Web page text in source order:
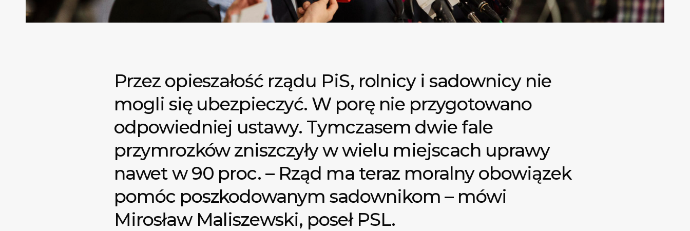
Przez opieszałość rządu PiS, rolnicy i sadownicy nie
mogli się ubezpieczyć. W porę nie przygotowano
odpowiedniej ustawy. Tymczasem dwie fale
przymrozków zniszczyły w wielu miejscach uprawy
nawet w 90 proc. – Rząd ma teraz moralny obowiązek
pomóc poszkodowanym sadownikom – mówi
Mirosław Maliszewski, poseł PSL.